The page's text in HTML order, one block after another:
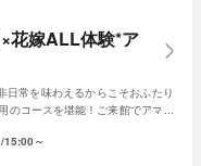
花嫁ALL体験*ア
日常を味わえるからこそおふたり
のコースを堪能！ご来館でアマギ
15:00～